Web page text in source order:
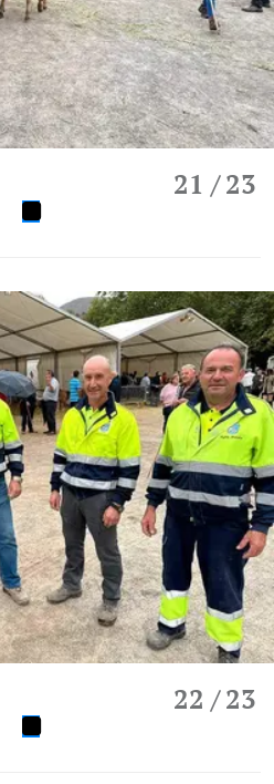
21 / 23
22 / 23